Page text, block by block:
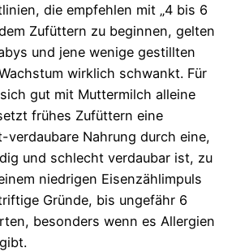
die empfehlen mit „4 bis 6
Zufüttern zu beginnen, gelten
und jene wenige gestillten
wirklich schwankt. Für
gut mit Muttermilch alleine
frühes Zufüttern eine
verdaubare Nahrung durch eine,
und schlecht verdaubar ist, zu
niedrigen Eisenzählimpuls
Gründe, bis ungefähr 6
besonders wenn es Allergien